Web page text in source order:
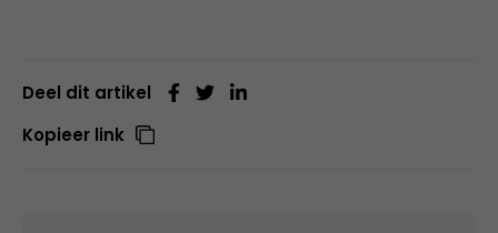
Deel dit artikel
Kopieer link